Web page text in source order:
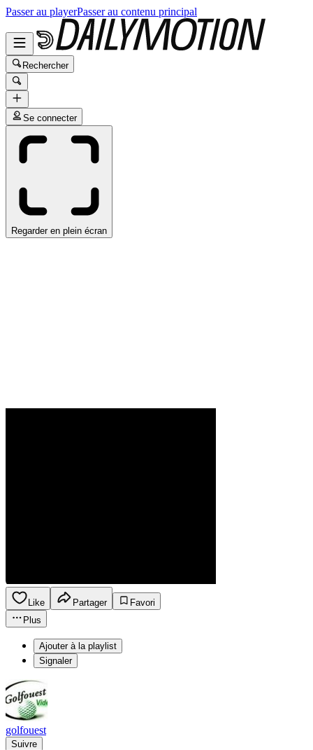
Passer au playerPasser au contenu principal
Rechercher
Se connecter
Regarder en plein écran
Like Partager
Favori
Plus
Ajouter à la playlist
Signaler
golfouest
Suivre